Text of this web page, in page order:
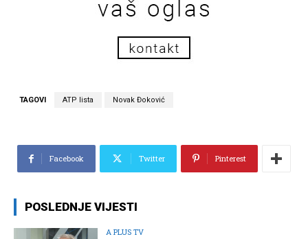
TAGOVI ATP lista Novak Đoković
Facebook Twitter Pinterest
POSLEDNJE VIJESTI
A PLUS TV